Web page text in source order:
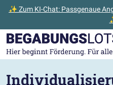
✨ Zum KI-Chat: Passgenaue
Zum Hauptinhalt der Seite
Zur Startseite gehen